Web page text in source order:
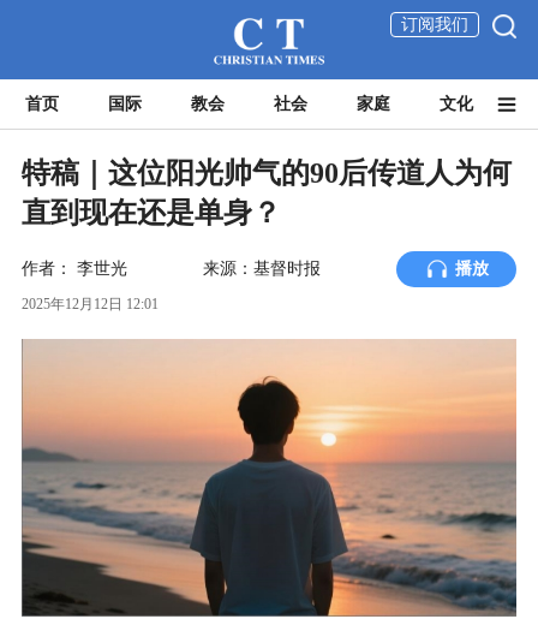
订阅我们
首页 国际 教会 社会 家庭 文化
特稿｜这位阳光帅气的90后传道人为何
直到现在还是单身？
作者： 李世光 来源：基督时报 播放
2025年12月12日 12:01